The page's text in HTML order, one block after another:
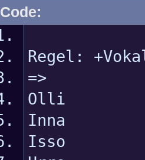
Code:
Regel:
=>
Olli
Inna
Isso